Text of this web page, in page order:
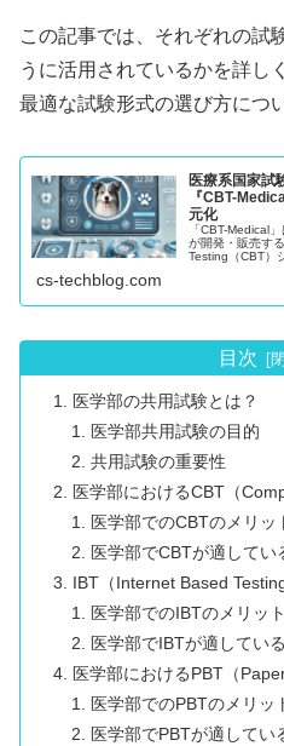
この記事では、それぞれの試
うに活用されているかを詳し
最適な試験形式の選び方につ
医療系国家試
『CBT-
元化
「CBT-Medical
が開発・販売す
Testing（CBT）
うに設計されて
e-ラーニングシ
cs-techblog.com
目次
医学部の共用試験とは？
医学部共用試験の目的
共用試験の重要性
医学部におけるCBT（
医学部でのCBTのメリッ
医学部でCBTが適してい
IBT（Internet Based
医学部でのIBTのメリッ
医学部でIBTが適してい
医学部におけるPBT（
医学部でのPBTのメリッ
医学部でPBTが適してい